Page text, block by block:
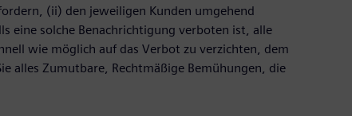
(ii) den jeweiligen Kunden umgehend
eine solche Benachrichtigung verboten ist, alle
wie möglich auf das Verbot zu verzichten, dem
alles Zumutbare, Rechtmäßige Bemühungen, die